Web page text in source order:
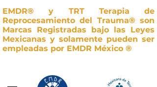
EMDR® y TRT Terapia de
Reprocesamiento del Trauma® son
Marcas Registradas bajo las Leyes
Mexicanas y solamente pueden ser
empleadas por EMDR México ®